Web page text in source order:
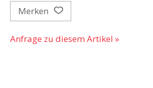
Merken
Anfrage zu diesem Artikel »